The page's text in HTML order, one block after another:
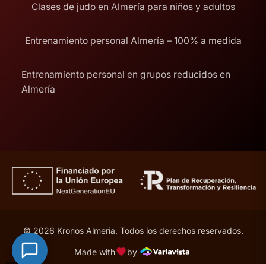
Clases de judo en Almería para niños y adultos
Entrenamiento personal Almería – 100% a medida
Entrenamiento personal en grupos reducidos en
Almería
© 2026 Kronos Almeria. Todos los derechos reservados.
Made with by